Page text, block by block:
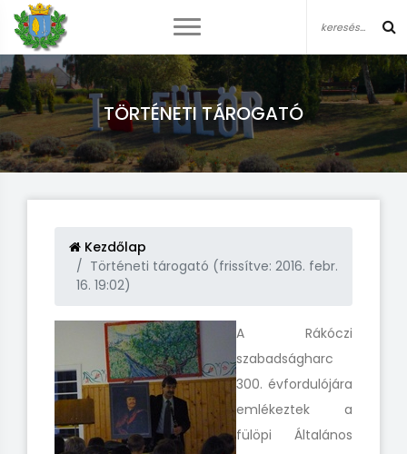
TÖRTÉNETI TÁROGATÓ
Kezdőlap
Történeti tárogató (frissítve: 2016. febr.
16. 19:02)
A Rákóczi
szabadságharc
300. évfordulójára
emlékeztek a
fülöpi Általános